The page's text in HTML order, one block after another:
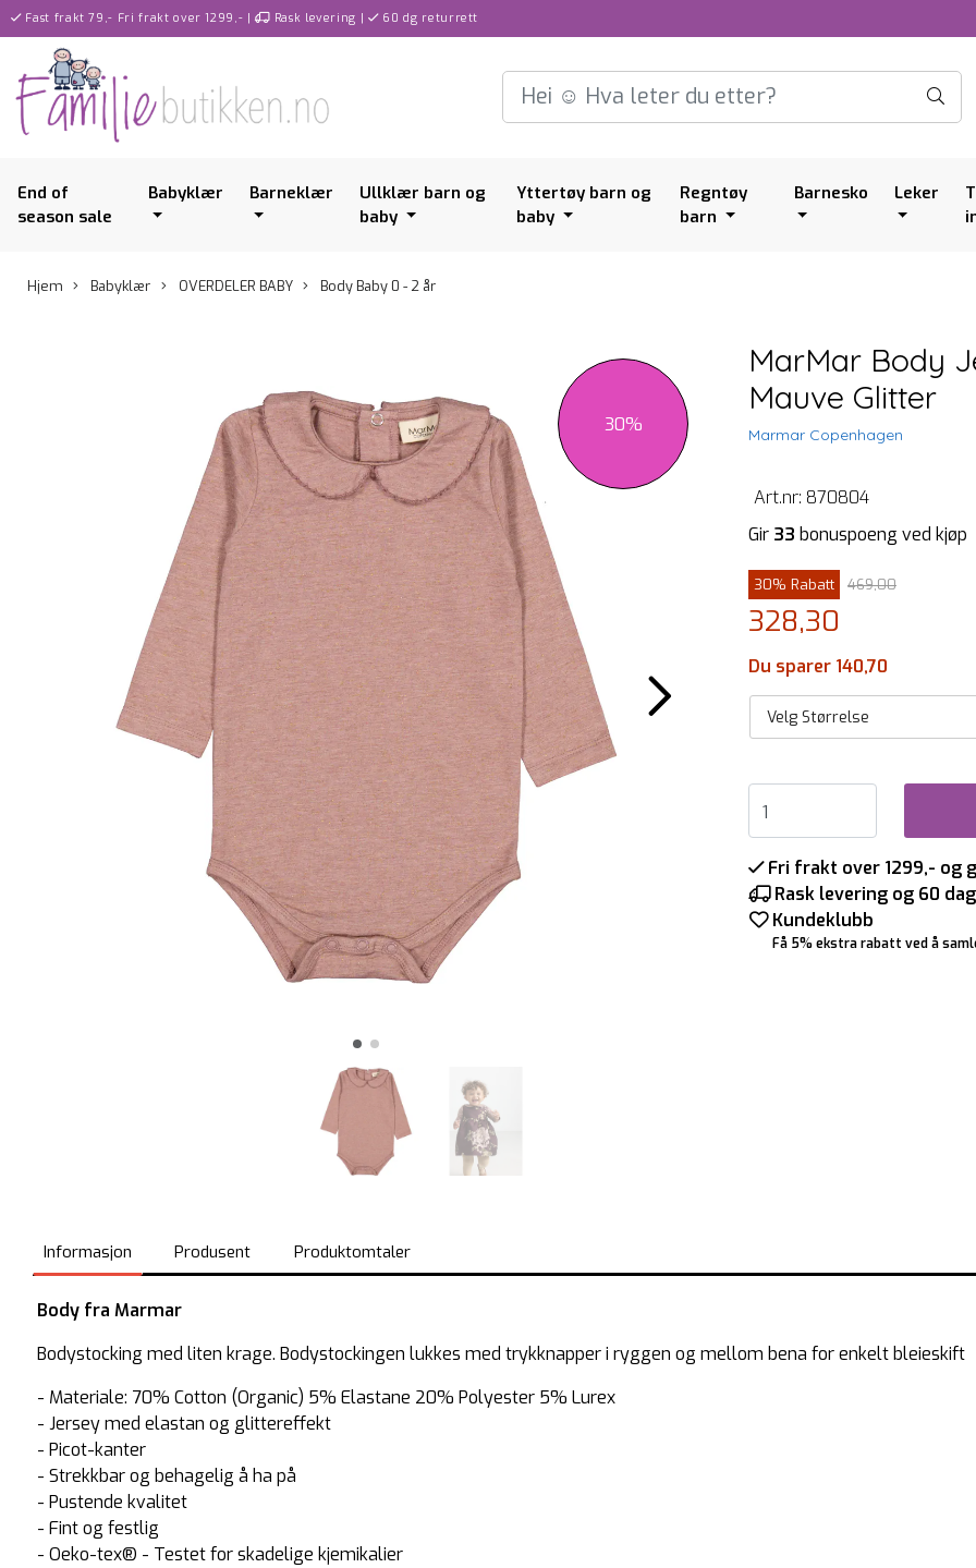
Fast frakt 79,- Fri frakt over 1299,- | Rask levering | 60 dg returrett
End of
season sale
Babyklær Barneklær
Ullklær barn og
baby
Yttertøy barn og
baby
Regntøy
barn
Barnesko Leker
Hjem Babyklær OVERDELER BABY Body Baby 0 - 2 år
30%
MarMar Body
Mauve Glitter
Marmar Copenhagen
Art.nr: 870804
Gir 33 bonuspoeng ved kjøp
30% Rabatt 469,00
328,30
Du sparer 140,70
Velg Størrelse
Fri frakt over 1299,- og
Rask levering og 60
Kundeklubb
Få 5% ekstra rabatt ved å
Informasjon Produsent Produktomtaler
Body fra Marmar
Bodystocking med liten krage. Bodystockingen lukkes med trykknapper i ryggen og mellom bena for enkelt bleieskift
- Materiale: 70% Cotton (Organic) 5% Elastane 20% Polyester 5% Lurex
- Jersey med elastan og glittereffekt
- Picot-kanter
- Strekkbar og behagelig å ha på
- Pustende kvalitet
- Fint og festlig
- Oeko-tex® - Testet for skadelige kjemikalier